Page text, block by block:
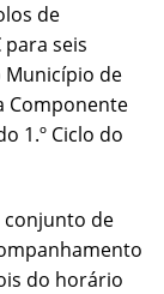
de
seis
Município de
Componente
1.º Ciclo do
conjunto de
do horário